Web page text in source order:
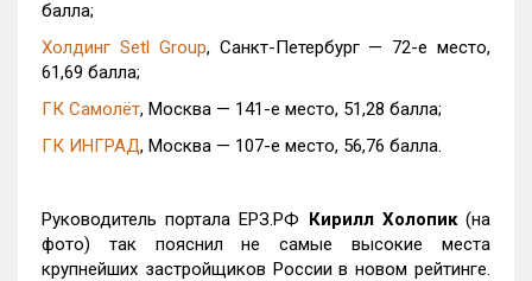
балла;
Холдинг Setl Group, Санкт-Петербург — 72-е место,
61,69 балла;
ГК Самолёт, Москва — 141-е место, 51,28 балла;
ГК ИНГРАД, Москва — 107-е место, 56,76 балла.
Руководитель портала ЕРЗ.РФ Кирилл Холопик(на
фото) так пояснил не самые высокие места
крупнейших застройщиков России в новом рейтинге.